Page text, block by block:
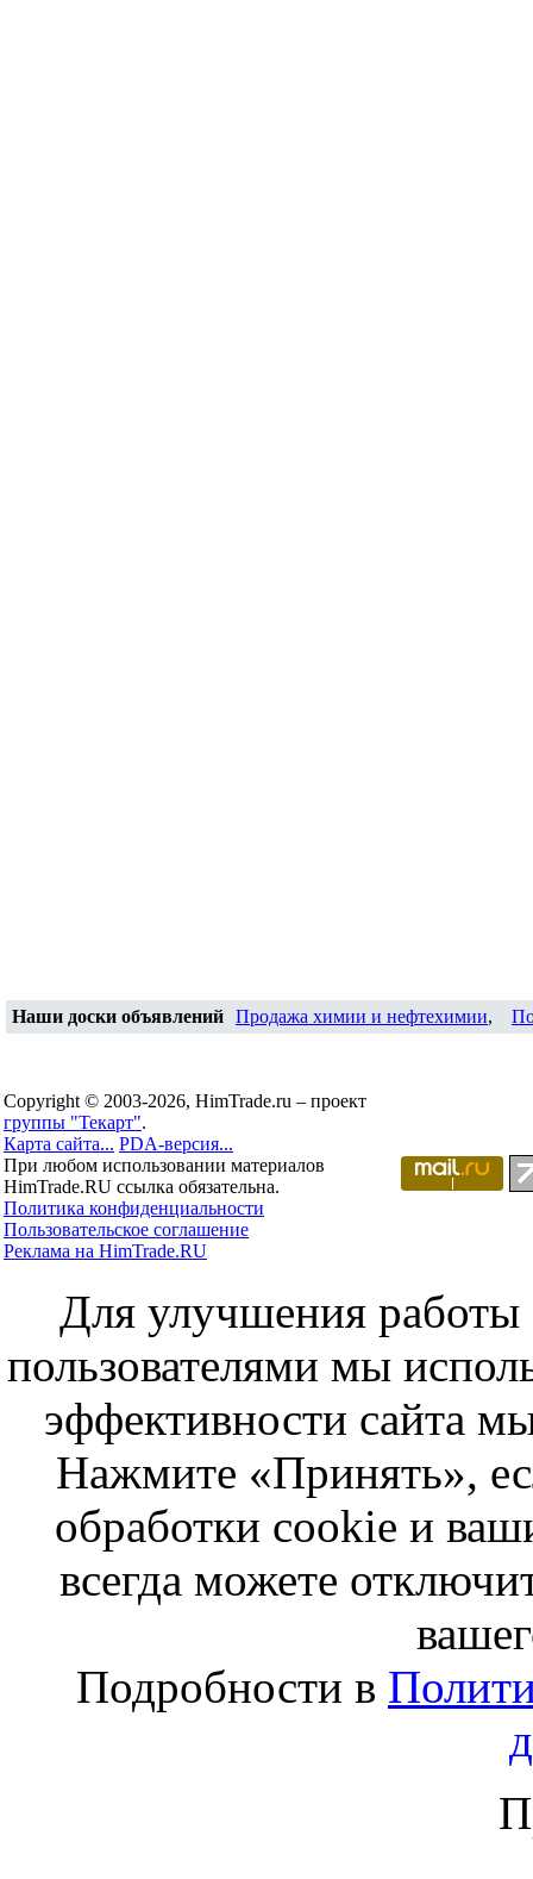
Наши доски объявлений Продажа химии и нефтехимии,
Copyright © 2003-2026, HimTrade.ru – проект
группы "Текарт".
Карта сайта... PDA-версия...
При любом использовании материалов
HimTrade.RU ссылка обязательна.
Политика конфиденциальности
Пользовательское соглашение
Реклама на HimTrade.RU
Для улучшения работы
пользователями мы
эффективности сайта
Нажмите «Принять»,
обработки cookie и
всегда можете
Подробности в